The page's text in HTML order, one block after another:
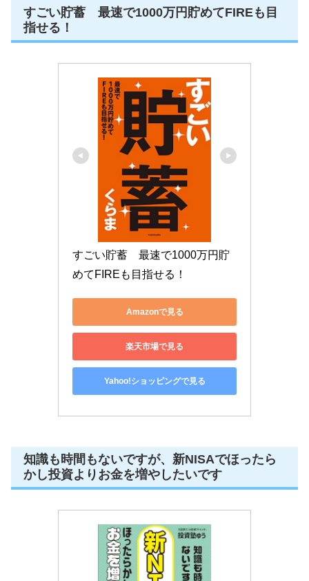
すごい貯蓄 最速で1000万円貯めてFIREも目
指せる！
すごい貯蓄　最速で1000万円貯
めてFIREも目指せる！
Amazonで見る
楽天市場で見る
Yahoo!ショッピングで見る
知識も時間もないですが、新NISAでほったら
かし投資よりお金を増やしたいです